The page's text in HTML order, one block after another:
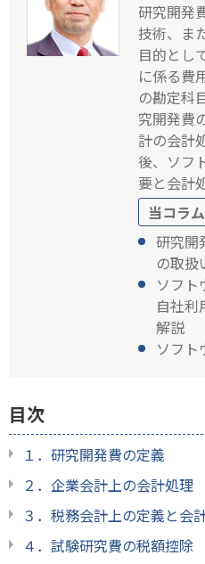
研究開発
技術、ま
目的とし
に係る費
の勘定科
究開発費
計の会計
後、ソフ
要と会計
当コラ
研究開
の取扱
ソフト
自社利
解説
ソフト
目次
１．研究開発費の定義
２．企業会計上の会計処理
３．税務会計上の定義と会
４．試験研究費の税額控除